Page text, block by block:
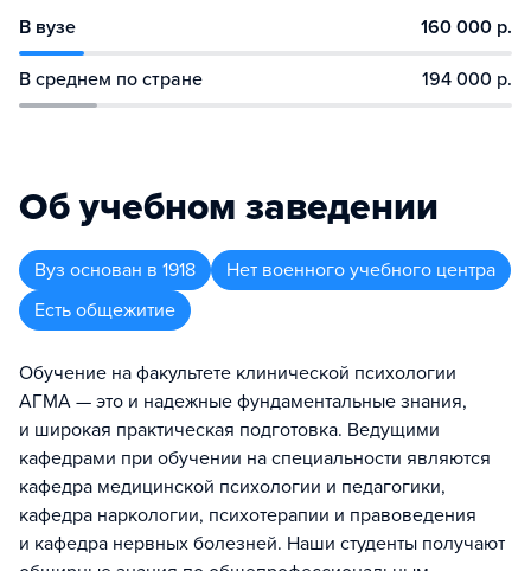
В вузе 160 000 р.
В среднем по стране 194 000 р.
Об учебном заведении
Вуз основан в 1918
Нет военного учебного центра
Есть общежитие
Обучение на факультете клинической психологии
АГМА — это и надежные фундаментальные знания,
и широкая практическая подготовка. Ведущими
кафедрами при обучении на специальности являются
кафедра медицинской психологии и педагогики,
кафедра наркологии, психотерапии и правоведения
и кафедра нервных болезней. Наши студенты получают